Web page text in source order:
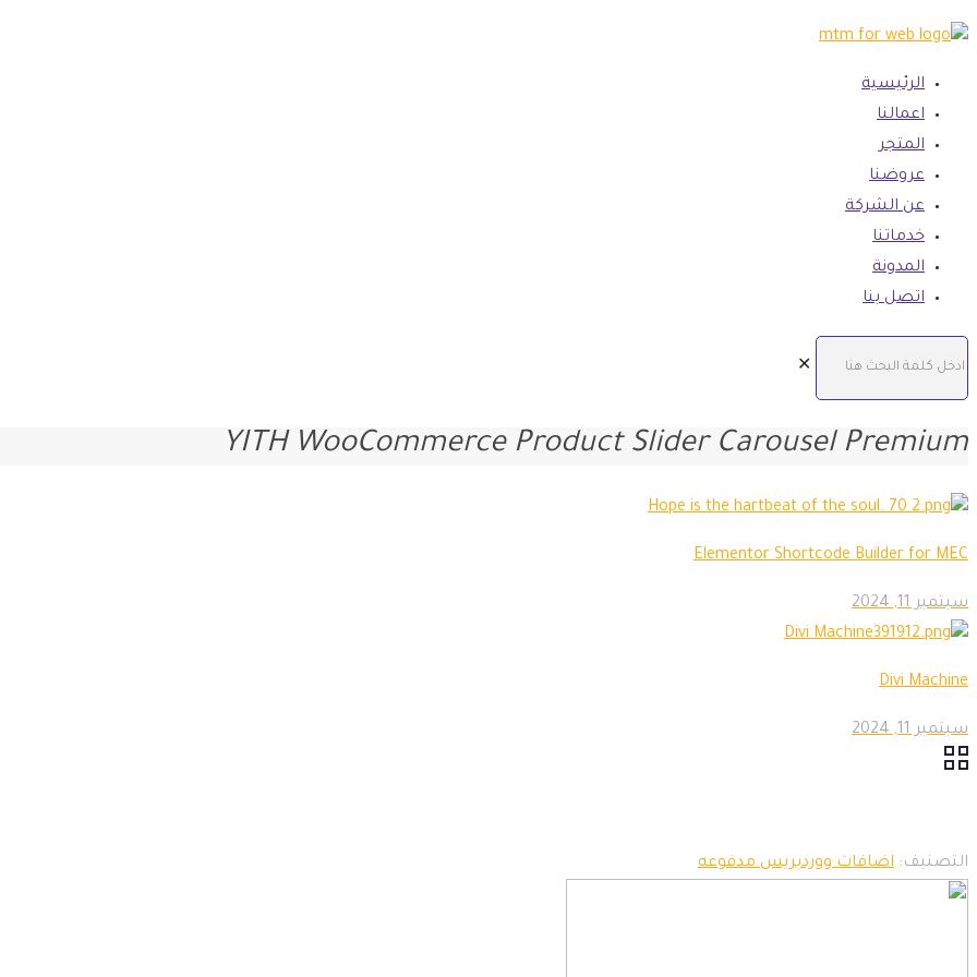
الرئيسية
اعمالنا
المتجر
عروضنا
عن الشركة
خدماتنا
المدونة
اتصل بنا
✕
YITH WooCommerce Product Slider Carousel Premium
Elementor Shortcode Builder for MEC
سبتمبر 11, 2024
Divi Machine
سبتمبر 11, 2024
التصنيف: اضافات ووردبريس مدفوعه